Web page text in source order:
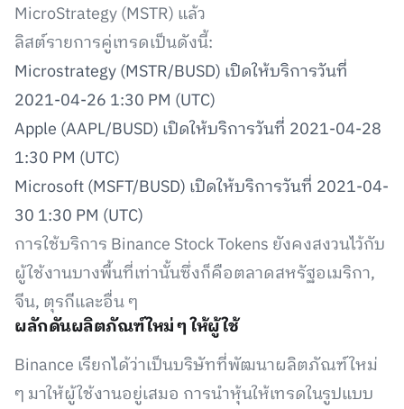
MicroStrategy (MSTR) แล้ว
ลิสต์รายการคู่เทรดเป็นดังนี้:
Microstrategy (MSTR/BUSD) เปิดให้บริการวันที่
2021-04-26 1:30 PM (UTC)
Apple (AAPL/BUSD) เปิดให้บริการวันที่ 2021-04-28
1:30 PM (UTC)
Microsoft (MSFT/BUSD) เปิดให้บริการวันที่ 2021-04-
30 1:30 PM (UTC)
การใช้บริการ Binance Stock Tokens ยังคงสงวนไว้กับ
ผู้ใช้งานบางพื้นที่เท่านั้นซึ่งก็คือตลาดสหรัฐอเมริกา,
จีน, ตุรกีและอื่น ๆ
ผลักดันผลิตภัณฑ์ใหม่ ๆ ให้ผู้ใช้
Binance เรียกได้ว่าเป็นบริษัทที่พัฒนาผลิตภัณฑ์ใหม่
ๆ มาให้ผู้ใช้งานอยู่เสมอ การนำหุ้นให้เทรดในรูปแบบ